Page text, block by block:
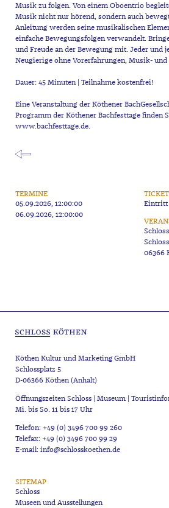
Musik zu folgen. Von einem Oboentrio
Musik nicht nur hörend, sondern auch
Anleitung werden seine musikalischen
einfache Bewegungsfolgen verwandelt.
und Freude an der Bewegung mit. Jeder und
Neugierige ohne Vorerfahrungen, Musik- und
Dauer: 45 Minuten | Teilnahme kostenfrei!
Eine Veranstaltung der Köthener
Programm der Köthener Bachfesttage finden
www.bachfesttage.de.
TERMINE
05.09.2026, 12:00:00
06.09.2026, 12:00:00
06366
Köthen Kultur und Marketing GmbH
Schlossplatz 5
D-06366 Köthen (Anhalt)
Öffnungszeiten Schloss | Museum |
Mi. bis So. 11 bis 17 Uhr
Telefon: +49 (0) 3496 700 99 260
Telefax: +49 (0) 3496 700 99 29
E-mail: info@schlosskoethen.de
SITEMAP
Schloss
Museen und Ausstellungen